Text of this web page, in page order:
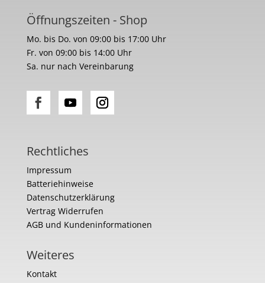
Öffnungszeiten - Shop
Mo. bis Do. von 09:00 bis 17:00 Uhr
Fr. von 09:00 bis 14:00 Uhr
Sa. nur nach Vereinbarung
Rechtliches
Impressum
Batteriehinweise
Datenschutzerklärung
Vertrag Widerrufen
AGB und Kundeninformationen
Weiteres
Kontakt